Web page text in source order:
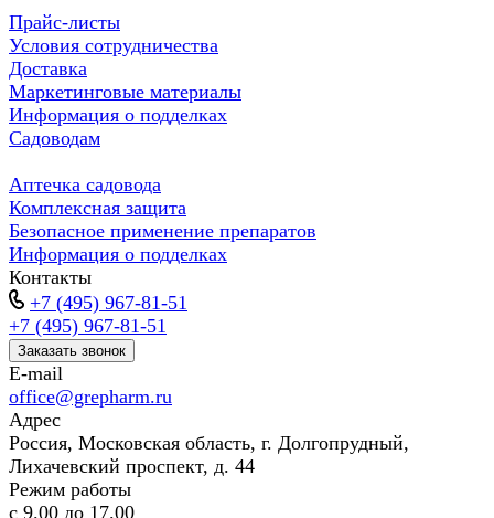
Прайс-листы
Условия сотрудничества
Доставка
Маркетинговые материалы
Информация о подделках
Садоводам
Аптечка садовода
Комплексная защита
Безопасное применение препаратов
Информация о подделках
Контакты
+7 (495) 967-81-51
+7 (495) 967-81-51
Заказать звонок
E-mail
office@grepharm.ru
Адрес
Россия, Московская область, г. Долгопрудный,
Лихачевский проспект, д. 44
Режим работы
с 9.00 до 17.00